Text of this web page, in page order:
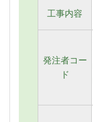
工事内容
発注者コー
ド